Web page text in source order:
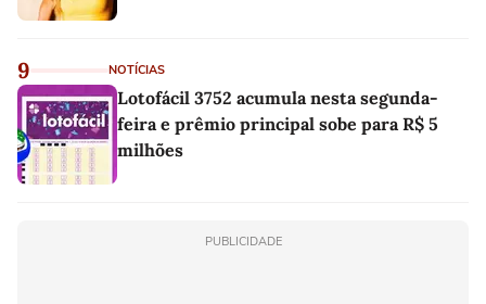
9 NOTÍCIAS
Lotofácil 3752 acumula nesta segunda-
feira e prêmio principal sobe para R$ 5
milhões
PUBLICIDADE